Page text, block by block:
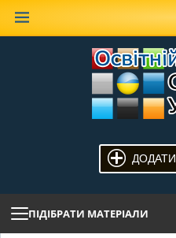
ПІДІБРАТИ МАТЕРІАЛИ